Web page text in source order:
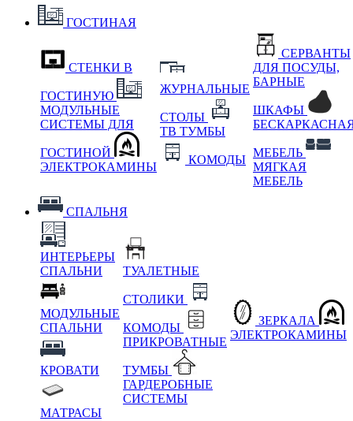
ГОСТИНАЯ
СТЕНКИ В
ГОСТИНУЮ
МОДУЛЬНЫЕ
СИСТЕМЫ ДЛЯ
ГОСТИНОЙ
ЭЛЕКТРОКАМИНЫ
ЖУРНАЛЬНЫЕ
СТОЛЫ
ТВ ТУМБЫ
КОМОДЫ
СЕРВАНТЫ
ДЛЯ ПОСУДЫ,
БАРНЫЕ
ШКАФЫ
МЕБЕЛЬ
МЯГКАЯ
МЕБЕЛЬ
СПАЛЬНЯ
ИНТЕРЬЕРЫ
СПАЛЬНИ
МОДУЛЬНЫЕ
СПАЛЬНИ
КРОВАТИ
МАТРАСЫ
ТУАЛЕТНЫЕ
СТОЛИКИ
КОМОДЫ
ПРИКРОВАТНЫЕ
ТУМБЫ
ГАРДЕРОБНЫЕ
СИСТЕМЫ
ЗЕРКАЛА
ЭЛЕКТРОКАМИНЫ